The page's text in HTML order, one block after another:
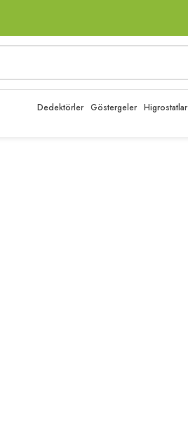
Dedektörler Göstergeler Higrostatlar